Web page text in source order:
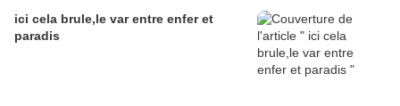
ici cela brule,le var entre enfer et
paradis